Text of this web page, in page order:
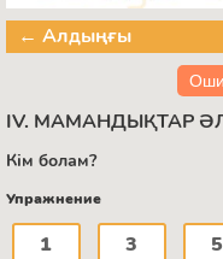
← Алдыңғы
IV. МАМАНДЫҚТАР
Кім болам?
Упражнение
1 3 5